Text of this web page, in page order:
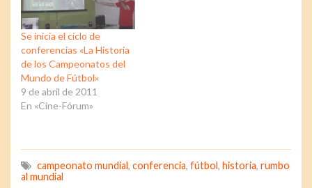
Se inicia el ciclo de
conferencias «La Historia
de los Campeonatos del
Mundo de Fútbol»
9 de abril de 2011
En «Cine-Fórum»
campeonato mundial, conferencia, fútbol, historia, rumbo
al mundial